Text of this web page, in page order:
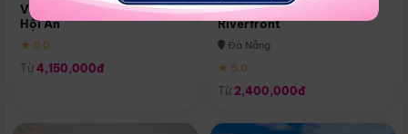
Vinpearl Resort & Golf Nam
Hội An
★ 5.0
Từ 4,150,000đ
Melia Vinpearl Danang
Riverfront
Đà Nẵng
★ 5.0
Từ 2,400,000đ